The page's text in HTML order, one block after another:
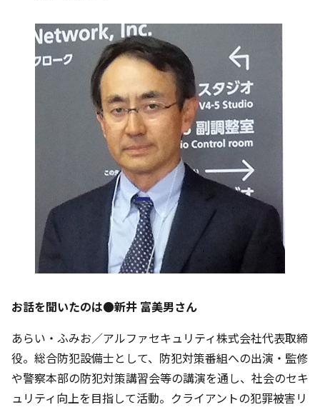
お話を聞いたのは●新井 富美男さん
あらい・ふみお／アルファセキュリティ株式会社代表取締
役。総合防犯設備士として、防犯対策番組への出演・監修
や警察本部の防犯対策講習会等の講演を通し、社会のセキ
ュリティ向上を目指して活動。クライアントの犯罪被害リ